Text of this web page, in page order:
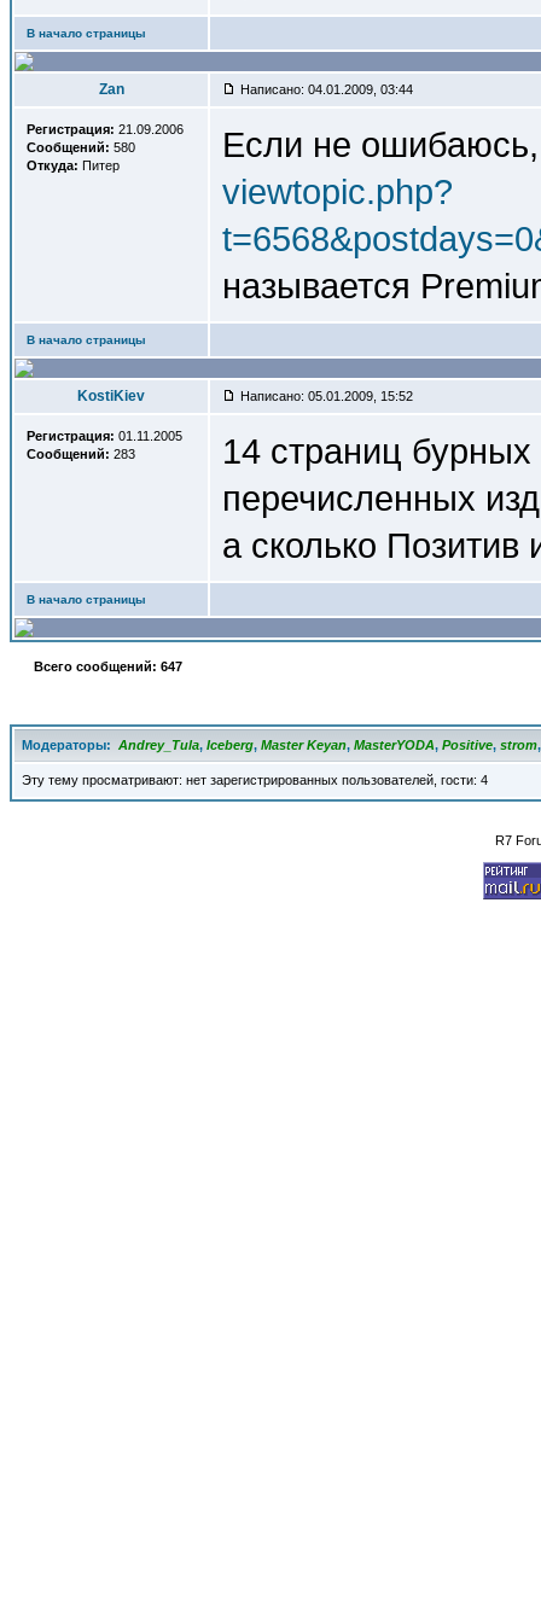
В начало страницы
Zan Написано: 04.01.2009, 03:44
Регистрация: 21.09.2006
Сообщений: 580
Откуда: Питер
Если не ошибаюсь,
viewtopic.php?
называется
В начало страницы
KostiKiev Написано: 05.01.2009, 15:52
Регистрация: 01.11.2005
Сообщений: 283
14 страниц
перечисленных
а сколько Позитив
В начало страницы
Всего сообщений: 647
Модераторы: Andrey_Tula, Iceberg, Master Keyan, MasterYODA, Positive, strom
Эту тему просматривают: нет зарегистрированных пользователей, гости: 4
R7